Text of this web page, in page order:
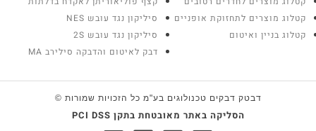
קטלוג מוצרים לתחזוקת אופניים
קטלוג בניין ואיטום
סיליקון נגד עובש NES
סיליקון נגד עובש 2S
דבק לאיטום והדבקה סילירב MA
דבטק דבקים טכנולוגים בע"מ כל הזכויות שמורות ©
הסליקה באתר מאובטחת בתקן PCI DSS